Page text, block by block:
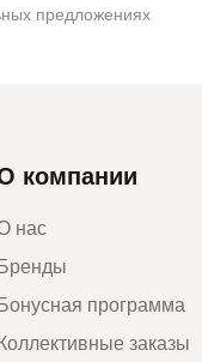
предложениях
компании
нас
программа
заказы